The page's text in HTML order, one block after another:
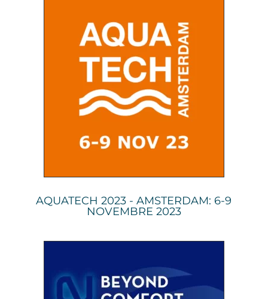
AQUATECH 2023 - AMSTERDAM: 6-9
NOVEMBRE 2023